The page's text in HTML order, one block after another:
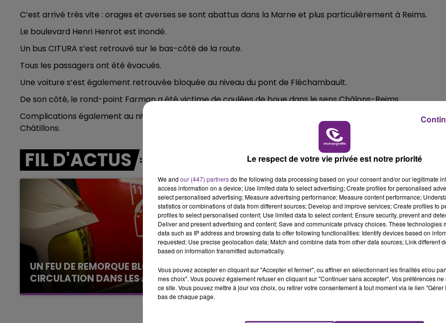
6h00 - 10h00
LA FAMILLE
C’est arrivé très vite : orages et averses se sont abattus dans la Marne et plus particulièrement à Reims.
Le boulevard Henri Henrot est inondé.
Un bus CITURA s’est retrouvé sur le bas-côté de la route.
Tous les passagers ont été évacués.
Une voiture s’est également retrouvée bloquée au niveau du pont de Fléchambault.
De son côté, le rond-point Farman a été victime de coulées de boue dans le sens Châlons-Reims.
Complications également au niveau de Reims Village, sur l’A4 au niveau de Cormontreuil et dans le quartier
Châtillons.
FIL D'ACTUS
UN FEU DE REMORQUE BLOQUE LA
CIRCULATION DANS LES ARDENNES
Un feu de remorque s'est déclaré ce mercredi
VENEZ FÊTER CE WEEK-END
L'ANNIVERSAIRE DE WOINIC
Ce samedi 8 août sera un grand jour :
Le respect de votre vie privée est notre priorité
We and our (447) partnersdo the following data processing based on your consent and/or our legitimate
access information on a device; Use limited data to select advertising; Create profiles for personalised
select personalised advertising; Measure advertising performance; Measure content performance;
statistics or combinations of data from different sources; Develop and improve services; Create profiles to
profiles to select personalised content; Use limited data to select content; Ensure security, prevent and
Deliver and present advertising and content; Save and communicate privacy choices. These technologies
data such as IP address and browsing data to offer following functionalities: Identify devices based on
requested; Use precise geolocation data; Match and combine data from other data sources; Link different
based on information transmitted automatically.
Vous pouvez accepter en cliquant sur "Accepter et fermer", ou affiner en sélectionnant les finalités et/ou
mes choix". Vous pouvez également refuser en cliquant sur "Continuer sans accepter". Vos préférences
ce site. Vous pouvez mettre à jour vos choix, ou retirer votre consentement à tout moment via le lien
bas de chaque page.